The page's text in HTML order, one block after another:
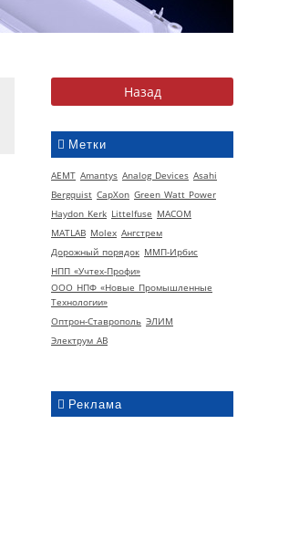
Метки
AEMT Amantys Analog Devices Asahi
Bergquist CapXon Green Watt Power
Haydon Kerk Littelfuse MACOM
MATLAB Molex Ангстрем
Дорожный порядок ММП-Ирбис
НПП «Учтех-Профи»
ООО НПФ «Новые Промышленные
Технологии»
Оптрон-Ставрополь ЭЛИМ
Электрум АВ
Реклама